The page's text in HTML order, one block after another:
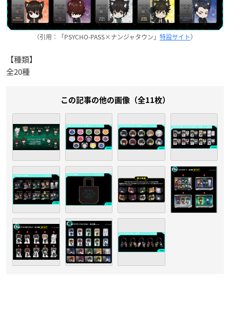
（引用：「PSYCHO-PASS×ナンジャタウン」 特設サイト）
【種類】
全20種
この記事の他の画像（全11枚）